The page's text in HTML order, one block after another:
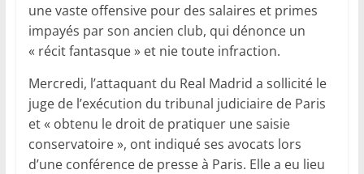
une vaste offensive pour des salaires et primes
impayés par son ancien club, qui dénonce un
« récit fantasque » et nie toute infraction.
Mercredi, l’attaquant du Real Madrid a sollicité le
juge de l’exécution du tribunal judiciaire de Paris
et « obtenu le droit de pratiquer une saisie
conservatoire », ont indiqué ses avocats lors
d’une conférence de presse à Paris. Elle a eu lieu